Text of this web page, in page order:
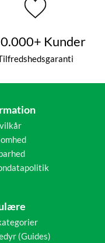
Kunder
(Guides)